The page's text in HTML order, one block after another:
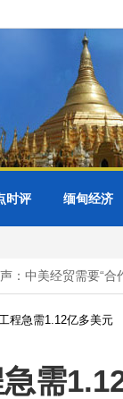
时评 缅甸经济
：中美经贸需要“合
程急需1.12亿多美元
需